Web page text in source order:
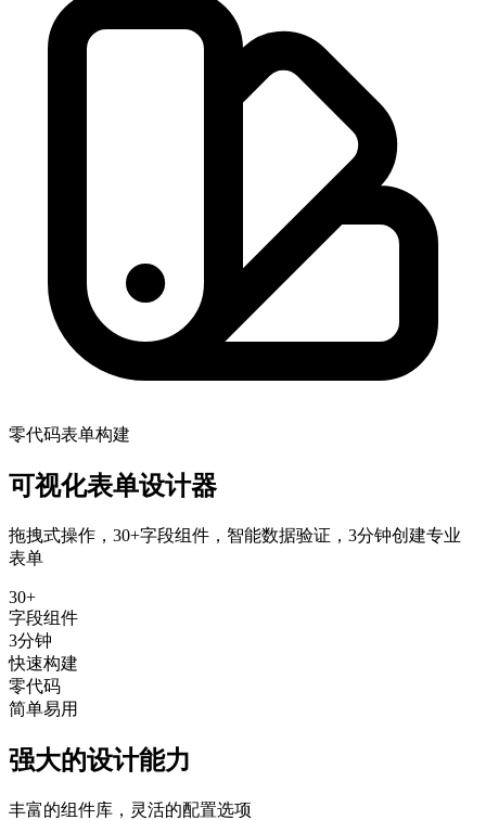
零代码表单构建
可视化表单设计器
拖拽式操作，30+字段组件，智能数据验证，3分钟创建专业
表单
30+
字段组件
3分钟
快速构建
零代码
简单易用
强大的设计能力
丰富的组件库，灵活的配置选项